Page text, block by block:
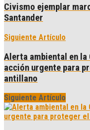
Civismo ejemplar
Santander
Siguiente Artículo
Alerta ambiental en la
acción urgente para
antillano
Siguiente Artículo